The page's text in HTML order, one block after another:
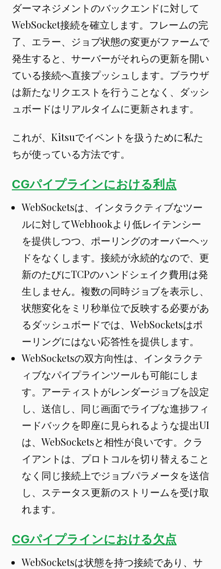
ダーマネジメントのバックエンドに対して
WebSocket接続を確立します。フレームの完
了、エラー、ジョブ状態の変更がファームで
発生すると、サーバーがそれらの更新を開い
ている接続へ直接プッシュします。ブラウザ
は新たなリクエストを行うことなく、ダッシ
ュボードはリアルタイムに更新されます。
これが、Kitsuでイベントを扱うために私た
ちが使っている方法です。
CGパイプラインにおける利点
WebSocketsは、インタラクティブなツー
ルに対してWebhookより低レイテンシー
を提供しつつ、ポーリングのオーバーヘッ
ドをなくします。接続が永続的なので、更
新のたびにTCPのハンドシェイク費用は発
生しません。複数の同時ジョブを表示し、
状態変化をミリ秒単位で反映する必要があ
るダッシュボードでは、WebSocketsはポ
ーリングにはない応答性を提供します。
WebSocketsの双方向性は、インタラクテ
ィブなパイプラインツールも可能にしま
す。アーティストがレンダージョブを設定
し、送信し、同じ画面でライブな進捗フィ
ードバックを即座に見られるような提出UI
は、WebSocketsと相性が良いです。クラ
イアントは、プロトコルを切り替えること
なく同じ接続上でジョブパラメータを送信
し、ステータス更新のストリームを受け取
れます。
CGパイプラインにおける欠点
WebSocketsは状態を持つ接続であり、サ